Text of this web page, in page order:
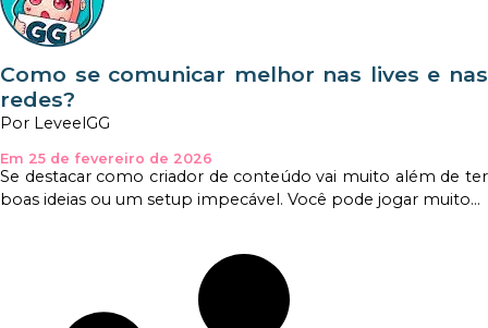
Como se comunicar melhor nas lives e nas
redes?
Por LeveelGG
Em 25 de fevereiro de 2026
Se destacar como criador de conteúdo vai muito além de ter
boas ideias ou um setup impecável. Você pode jogar muito...